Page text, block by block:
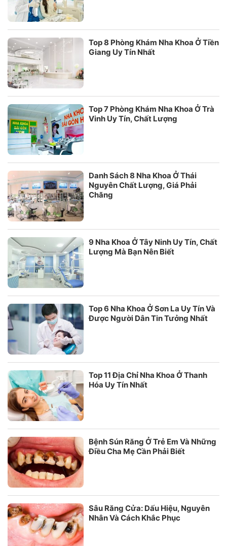
Top 8 Phòng Khám Nha Khoa Ở Tiền
Giang Uy Tín Nhất
Top 7 Phòng Khám Nha Khoa Ở Trà
Vinh Uy Tín, Chất Lượng
Danh Sách 8 Nha Khoa Ở Thái
Nguyên Chất Lượng, Giá Phải
Chăng
9 Nha Khoa Ở Tây Ninh Uy Tín, Chất
Lượng Mà Bạn Nên Biết
Top 6 Nha Khoa Ở Sơn La Uy Tín Và
Được Người Dân Tin Tưởng Nhất
Top 11 Địa Chỉ Nha Khoa Ở Thanh
Hóa Uy Tín Nhất
Bệnh Sún Răng Ở Trẻ Em Và Những
Điều Cha Mẹ Cần Phải Biết
Sâu Răng Cửa: Dấu Hiệu, Nguyên
Nhân Và Cách Khắc Phục